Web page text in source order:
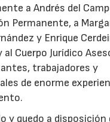
a Andrés del
Permanente, a
y Enrique
al Cuerpo Jurídico
trabajadores y
de enorme
y quedo a